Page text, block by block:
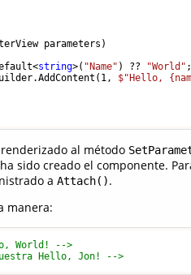
parameters )
string>( "Name" ) ?? "World" ;
1 , $"Hello,
al método
sido creado el componente.
a Attach().
manera:
World! -->
Hello, Jon! -->